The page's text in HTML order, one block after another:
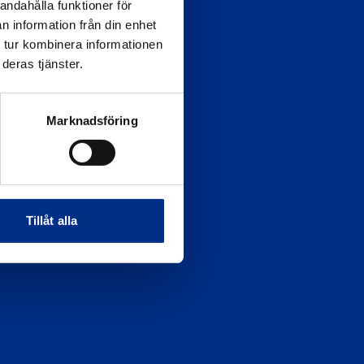
funktioner för
information från din enhet
kombinera informationen
tjänster.
Marknadsföring
Tillåt alla
Postadress
Svenska Båtunionen